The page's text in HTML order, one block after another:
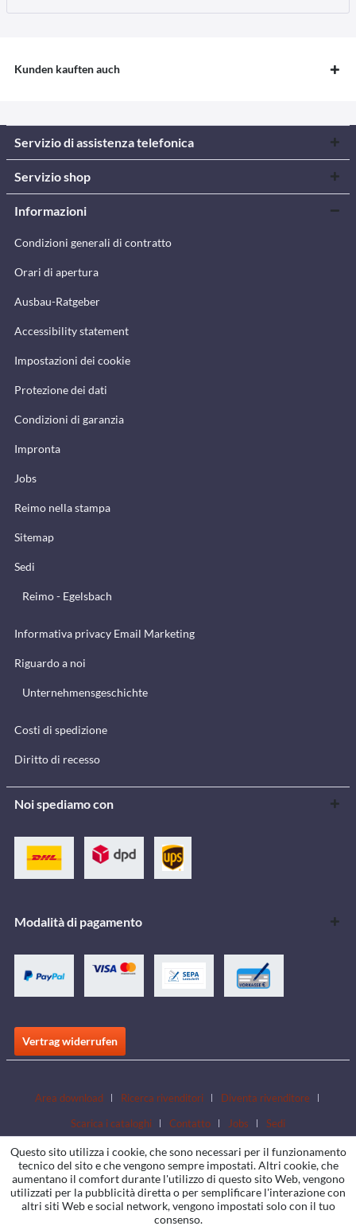
Kunden kauften auch
Servizio di assistenza telefonica
Servizio shop
Informazioni
Condizioni generali di contratto
Orari di apertura
Ausbau-Ratgeber
Accessibility statement
Impostazioni dei cookie
Protezione dei dati
Condizioni di garanzia
Impronta
Jobs
Reimo nella stampa
Sitemap
Sedi
Reimo - Egelsbach
Informativa privacy Email Marketing
Riguardo a noi
Unternehmensgeschichte
Costi di spedizione
Diritto di recesso
Noi spediamo con
Modalità di pagamento
Vertrag widerrufen
Area download Ricerca rivenditori
Diventa rivenditore
Scarica i cataloghi
Contatto Jobs Sedi
Questo sito utilizza i cookie, che sono necessari per il funzionamento
tecnico del sito e che vengono sempre impostati. Altri cookie, che
aumentano il comfort durante l'utilizzo di questo sito Web, vengono
utilizzati per la pubblicità diretta o per semplificare l'interazione con
altri siti Web e social network, vengono impostati solo con il tuo
consenso.